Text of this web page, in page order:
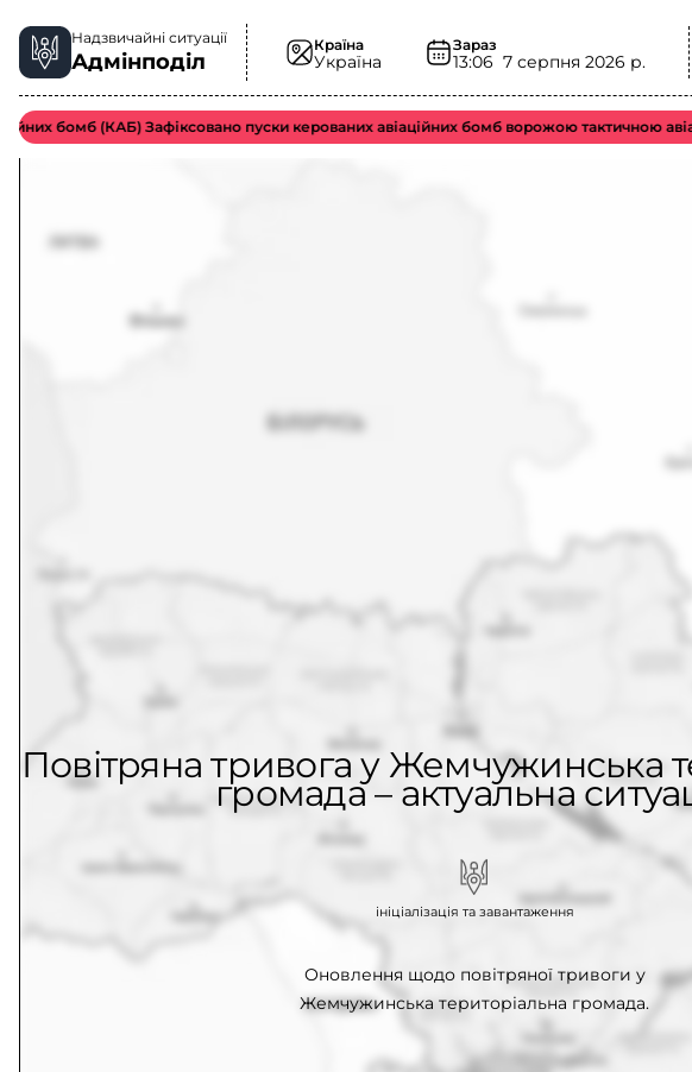
Надзвичайні ситуації
Адмінподіл
Країна
Україна
Зараз
13:06 7 серпня 2026 р.
бомб (КАБ) Зафіксовано пуски керованих авіаційних бомб ворожою тактичною
Повітряна тривога у Жемчужинська
громада – актуальна
Оновлення щодо повітряної тривоги у
Жемчужинська територіальна громада.
ініціалізація та завантаження